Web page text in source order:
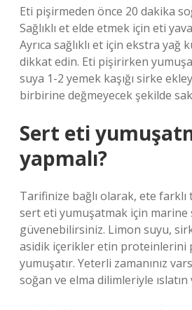
Eti pişirmeden önce 20 dakika
Sağlıklı et elde etmek için eti
Ayrıca sağlıklı et için ekstra yağ
dikkat edin. Eti pişirirken
suya 1-2 yemek kaşığı sirke
birbirine değmeyecek şekilde
Sert eti
yapmalı?
Tarifinize bağlı olarak, ete
sert eti yumuşatmak için marine
güvenebilirsiniz. Limon suyu,
asidik içerikler etin proteinlerini
yumuşatır. Yeterli zamanınız
soğan ve elma dilimleriyle